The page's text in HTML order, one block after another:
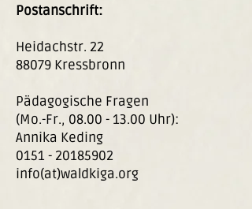
Postanschrift:
Heidachstr. 22
88079 Kressbronn
Pädagogische Fragen
(Mo.-Fr., 08.00 - 13.00 Uhr):
Annika Keding
0151 - 20185902
info(at)waldkiga.org